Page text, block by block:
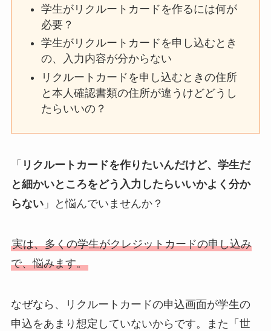
学生がリクルートカードを作るには何が
必要？
学生がリクルートカードを申し込むとき
の、入力内容が分からない
リクルートカードを申し込むときの住所
と本人確認書類の住所が違うけどどうし
たらいいの？
「 リクルートカードを作りたいんだけど、学生だ
と細かいところをどう入力したらいいかよく分か
らない」と悩んでいませんか？
実は、多くの学生がクレジットカードの申し込み
で、悩みます。
なぜなら、リクルートカードの申込画面が学生の
申込をあまり想定していないからです。また「世